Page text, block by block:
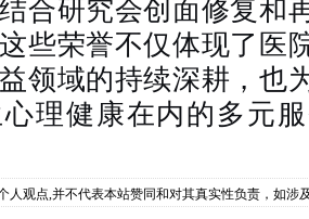
合研究会创面修复和
些荣誉不仅体现了医
领域的持续深耕，也
理健康在内的多元
人观点,并不代表本站赞同和对其真实性负责，如涉